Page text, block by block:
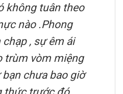
không tuân theo
nào .Phong
, sự êm ái
trùm vòm miệng
chưa bao giờ